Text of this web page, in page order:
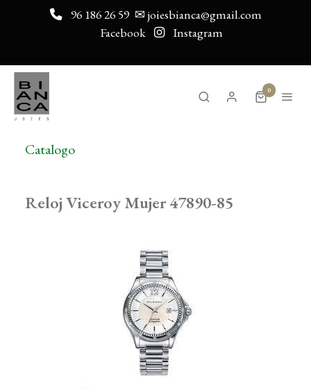
96 186 26 59 ✉ joiesbianca@gmail.com
Facebook
Instagram
0
Catalogo
Reloj Viceroy Mujer 47890-85